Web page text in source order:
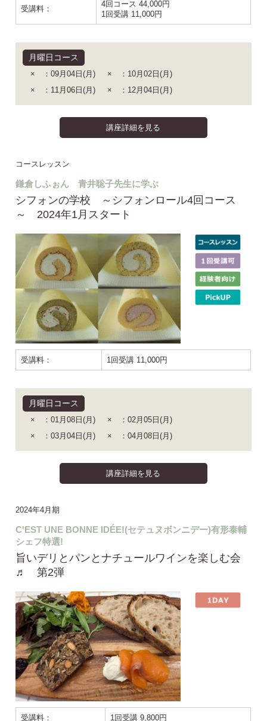
受講料：
4回コース 44,000円
1回受講 11,000円
月曜日コース
× ：09月04日(月)
× ：10月02日(月)
× ：11月06日(月)
× ：12月04日(月)
講座詳細を見る
コースレッスン
鎌倉しふぉん 青井聡子先生に学ぶ
シフォンの学校 ～シフォンロール4回コース
～ 2024年1月スタート
受講料： 1回受講 11,000円
月曜日コース
× ：01月08日(月)
× ：02月05日(月)
× ：03月04日(月)
× ：04月08日(月)
講座詳細を見る
2024年4月期
C'EST UNE BONNE IDÉE!(セテュヌボンニデー)有形泰輔
シェフ特選!
旨いデリとパンとナチュールワインを楽しむ会
♬ 第2弾
受講料： 1回受講 9,800円